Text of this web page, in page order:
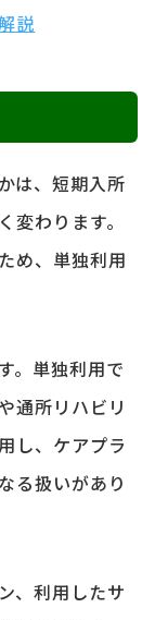
説
は、短期入所
わります。
め、単独利用
。単独利用で
通所リハビリ
し、ケアプラ
る扱いがあり
、利用したサ